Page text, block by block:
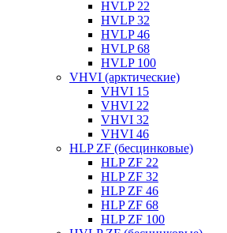
HVLP 22
HVLP 32
HVLP 46
HVLP 68
HVLP 100
VHVI (арктические)
VHVI 15
VHVI 22
VHVI 32
VHVI 46
HLP ZF (бесцинковые)
HLP ZF 22
HLP ZF 32
HLP ZF 46
HLP ZF 68
HLP ZF 100